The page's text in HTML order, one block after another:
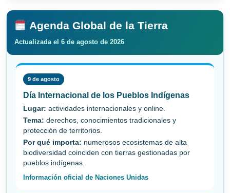
Agenda Global de la Tierra
Actualizada el 6 de agosto de 2026
9 de agosto
Día Internacional de los Pueblos Indígenas
Lugar: actividades internacionales y online.
Tema: derechos, conocimientos tradicionales y
protección de territorios.
Por qué importa: numerosos ecosistemas de alta
biodiversidad coinciden con tierras gestionadas por
pueblos indígenas.
Información oficial de Naciones Unidas